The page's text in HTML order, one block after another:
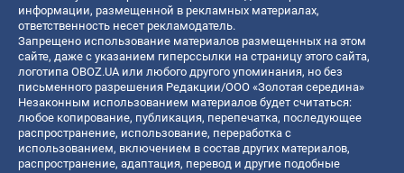
информации, размещенной в рекламных материалах,
ответственность несет рекламодатель.
Запрещено использование материалов размещенных на этом
сайте, даже с указанием гиперссылки на страницу этого сайта,
логотипа OBOZ.UA или любого другого упоминания, но без
письменного разрешения Редакции/ООО «Золотая середина»
Незаконным использованием материалов будет считаться:
любое копирование, публикация, перепечатка, последующее
распространение, использование, переработка с
использованием, включением в состав других материалов,
распространение, адаптация, перевод и другие подобные